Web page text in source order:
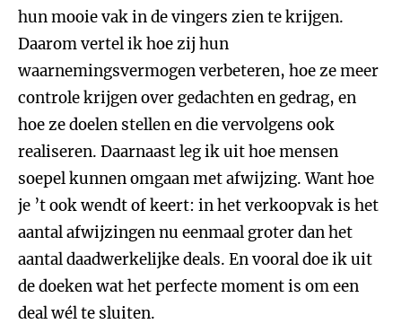
hun mooie vak in de vingers zien te krijgen.
Daarom vertel ik hoe zij hun
waarnemingsvermogen verbeteren, hoe ze meer
controle krijgen over gedachten en gedrag, en
hoe ze doelen stellen en die vervolgens ook
realiseren. Daarnaast leg ik uit hoe mensen
soepel kunnen omgaan met afwijzing. Want hoe
je ’t ook wendt of keert: in het verkoopvak is het
aantal afwijzingen nu eenmaal groter dan het
aantal daadwerkelijke deals. En vooral doe ik uit
de doeken wat het perfecte moment is om een
deal wél te sluiten.